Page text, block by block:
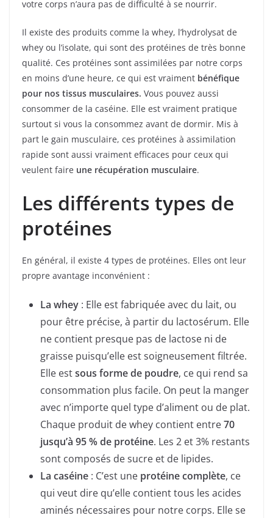
votre corps n’aura pas de difficulté à se nourrir.
Il existe des produits comme la whey, l’hydrolysat de
whey ou l’isolate, qui sont des protéines de très bonne
qualité. Ces protéines sont assimilées par notre corps
en moins d’une heure, ce qui est vraiment bénéfique
pour nos tissus musculaires. Vous pouvez aussi
consommer de la caséine. Elle est vraiment pratique
surtout si vous la consommez avant de dormir. Mis à
part le gain musculaire, ces protéines à assimilation
rapide sont aussi vraiment efficaces pour ceux qui
veulent faire une récupération musculaire.
Les différents types de
protéines
En général, il existe 4 types de protéines. Elles ont leur
propre avantage inconvénient :
La whey : Elle est fabriquée avec du lait, ou
pour être précise, à partir du lactosérum. Elle
ne contient presque pas de lactose ni de
graisse puisqu’elle est soigneusement filtrée.
Elle estsous forme de poudre, ce qui rend sa
consommation plus facile. On peut la manger
avec n’importe quel type d’aliment ou de plat.
Chaque produit de whey contient entre70
jusqu’à 95 % de protéine. Les 2 et 3% restants
sont composés de sucre et de lipides.
La caséine : C’est une protéine complète, ce
qui veut dire qu’elle contient tous les acides
aminés nécessaires pour notre corps. Elle se